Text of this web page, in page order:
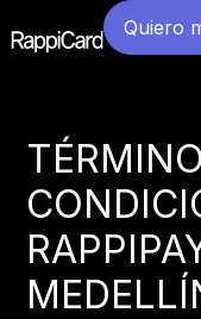
Quiero